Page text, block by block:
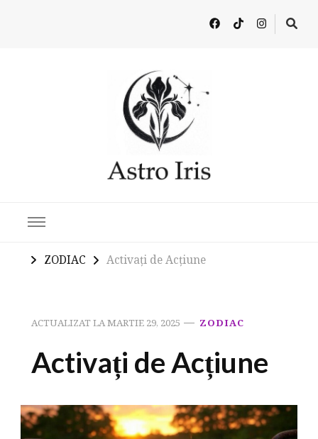
ZODIAC Activați de Acțiune
ACTUALIZAT LAMARTIE 29, 2025 ZODIAC
Activați de Acțiune